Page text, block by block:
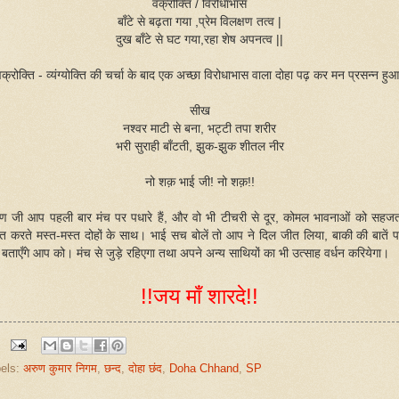
वक्रोक्ति / विरोधाभास
बाँटे से बढ़ता गया ,प्रेम विलक्षण तत्व |
दुख बाँटे से घट गया,रहा शेष अपनत्व ||
- व्यंग्योक्ति की चर्चा के बाद एक अच्छा विरोधाभास वाला दोहा पढ़ कर मन प्रसन्न
सीख
नश्वर माटी से बना, भट्टी तपा शरीर
भरी सुराही बाँटती, झुक-झुक शीतल नीर
नो शक़ भाई जी! नो शक़!!
जी आप पहली बार मंच पर पधारे हैं, और वो भी टीचरी से दूर, कोमल भावनाओं को
करते मस्त-मस्त दोहों के साथ। भाई सच बोलें तो आप ने दिल जीत लिया, बाकी की बातें
आप को। मंच से जुड़े रहिएगा तथा अपने अन्य साथियों का भी उत्साह वर्धन करियेगा।
!!जय माँ शारदे!!
अरुण कुमार निगम,छन्द,दोहा छंद, Doha Chhand, SP